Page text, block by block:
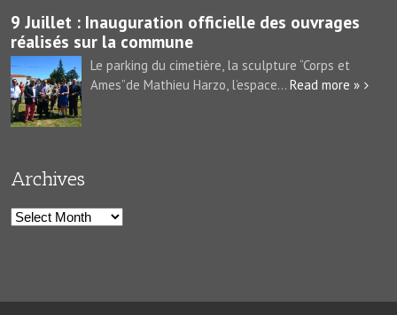
9 Juillet : Inauguration officielle des ouvrages
réalisés sur la commune
Le parking du cimetière, la sculpture “Corps et
Ames”de Mathieu Harzo, l’espace... Read more »
Archives
Archives